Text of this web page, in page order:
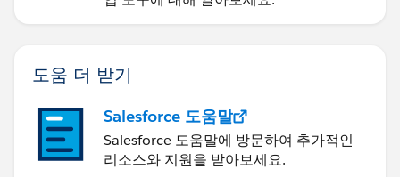
$A.enqueueAction(optionValue);
// end
}
This code is for Controlling PickList which has values
도움 더 받기
Salesforce 도움말
Salesforce 도움말에 방문하여 추가적인
리소스와 지원을 받아보세요.